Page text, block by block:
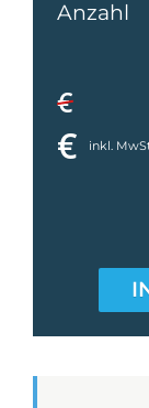
Anzahl
€
€ inkl.